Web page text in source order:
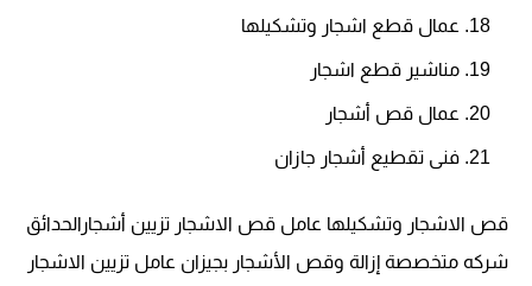
عمال قطع اشجار وتشكيلها
مناشير قطع اشجار
عمال قص أشجار
فنى تقطيع أشجار جازان
قص الاشجار وتشكيلها عامل قص الاشجار تزيين أشجارالحدائق
شركه متخصصة إزالة وقص الأشجار بجيزان عامل تزيين الاشجار